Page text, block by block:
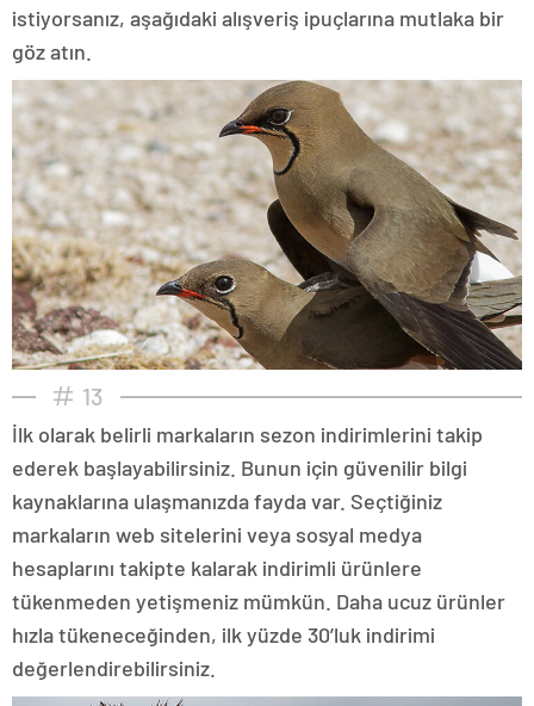
istiyorsanız, aşağıdaki alışveriş ipuçlarına mutlaka bir
göz atın.
13
İlk olarak belirli markaların sezon indirimlerini takip
ederek başlayabilirsiniz. Bunun için güvenilir bilgi
kaynaklarına ulaşmanızda fayda var. Seçtiğiniz
markaların web sitelerini veya sosyal medya
hesaplarını takipte kalarak indirimli ürünlere
tükenmeden yetişmeniz mümkün. Daha ucuz ürünler
hızla tükeneceğinden, ilk yüzde 30’luk indirimi
değerlendirebilirsiniz.